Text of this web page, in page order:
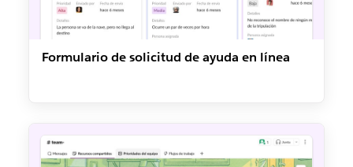
Formulario de solicitud de ayuda en línea